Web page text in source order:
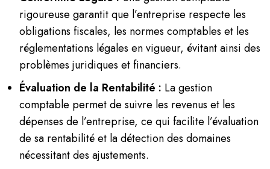
rigoureuse garantit que l’entreprise respecte les
obligations fiscales, les normes comptables et les
réglementations légales en vigueur, évitant ainsi des
problèmes juridiques et financiers.
Évaluation de la Rentabilité : La gestion
comptable permet de suivre les revenus et les
dépenses de l’entreprise, ce qui facilite l’évaluation
de sa rentabilité et la détection des domaines
nécessitant des ajustements.